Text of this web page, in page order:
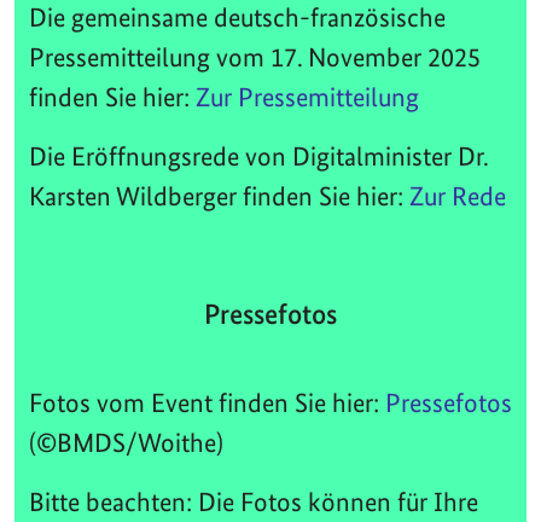
Die gemeinsame deutsch-französische
Pressemitteilung vom 17. November 2025
finden Sie hier: Zur Pressemitteilung
Die Eröffnungsrede von Digitalminister Dr.
Karsten Wildberger finden Sie hier: Zur Rede
Pressefotos
Fotos vom Event finden Sie hier: Pressefotos
(©BMDS/Woithe)
Bitte beachten: Die Fotos können für Ihre